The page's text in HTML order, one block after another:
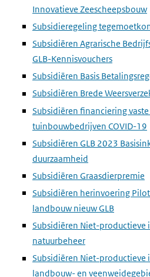
Innovatieve Zeescheepsbouw
Subsidieregeling
Subsidiëren Agrarische
GLB-Kennisvouchers
Subsidiëren Basis
Subsidiëren Brede
Subsidiëren financiering
tuinbouwbedrijven COVID-19
Subsidiëren GLB 2023
duurzaamheid
Subsidiëren Graasdierpremie
Subsidiëren herinvoering
landbouw nieuw GLB
Subsidiëren Niet-productieve
natuurbeheer
Subsidiëren Niet-productieve
landbouw- en